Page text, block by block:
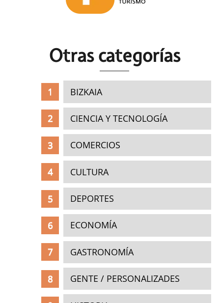
Otras categorías
BIZKAIA
CIENCIA Y TECNOLOGÍA
COMERCIOS
CULTURA
DEPORTES
ECONOMÍA
GASTRONOMÍA
GENTE / PERSONALIZADES